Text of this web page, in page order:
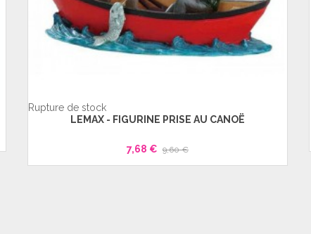
Rupture de stock
LEMAX - FIGURINE PRISE AU CANOË
7,68 € 9,60 €